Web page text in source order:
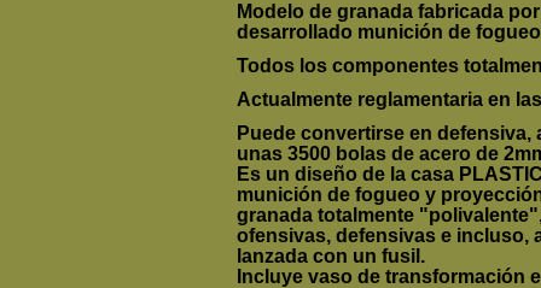
Modelo de granada fabricada
desarrollado munición de
Todos los componentes
Actualmente reglamentaria en
Puede convertirse en
unas 3500 bolas de acero de
Es un diseño de la casa
munición de fogueo y
granada totalmente
ofensivas, defensivas e incluso,
lanzada con un fusil.
Incluye vaso de transformación